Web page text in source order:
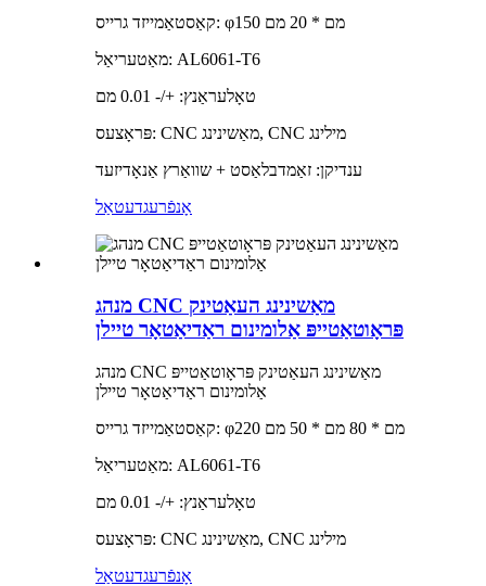
קאַסטאַמייזד גרייס: φ150 מם * 20 מם
מאַטעריאַל: AL6061-T6
טאָלעראַנץ: +/- 0.01 מם
פּראָצעס: CNC מאַשינינג, CNC מילינג
ענדיקן: זאַמדבלאַסט + שוואַרץ אַנאָדיזעד
אָנפֿרעגדעטאַל
מנהג CNC מאַשינינג העאַטינק
פּראָוטאַטייפּ אַלומינום ראַדיאַטאָר טיילן
מנהג CNC מאַשינינג העאַטינק פּראָוטאַטייפּ
אַלומינום ראַדיאַטאָר טיילן
קאַסטאַמייזד גרייס: φ220 מם * 80 מם * 50 מם
מאַטעריאַל: AL6061-T6
טאָלעראַנץ: +/- 0.01 מם
פּראָצעס: CNC מאַשינינג, CNC מילינג
אָנפֿרעגדעטאַל